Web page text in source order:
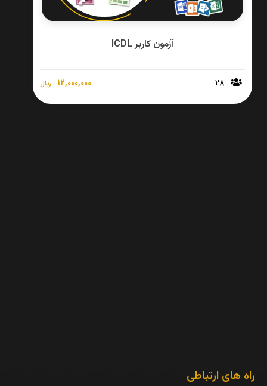
آزمون کاربر ICDL
28
12,000,000 ﷼
راه های ارتباطی